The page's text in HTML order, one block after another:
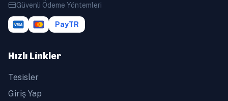
Güvenli Ödeme Yöntemleri
PayTR
Hızlı Linkler
Tesisler
Giriş Yap